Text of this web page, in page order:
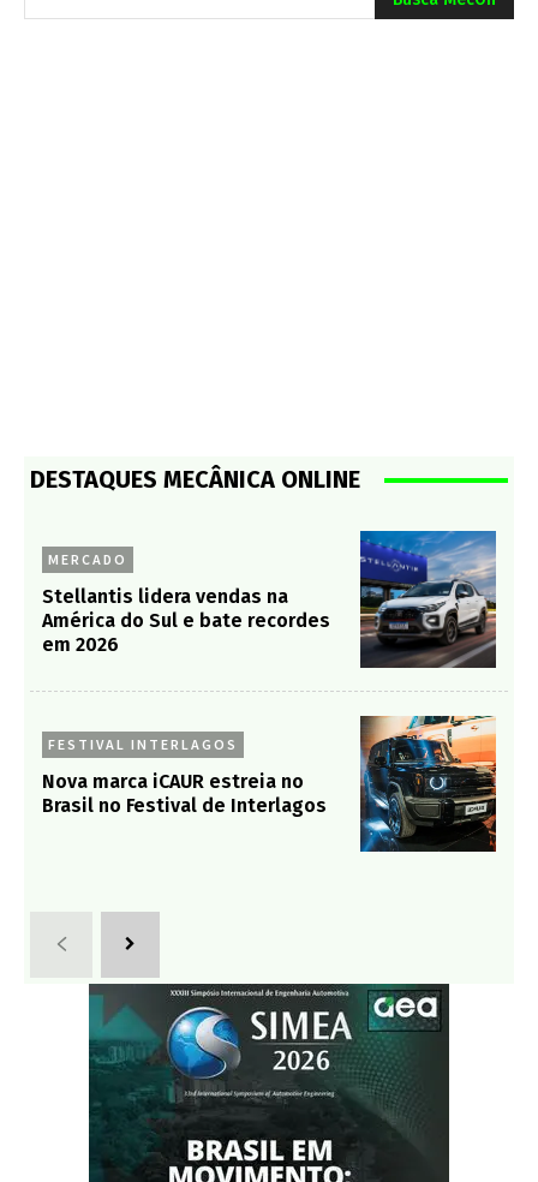
DESTAQUES MECÂNICA ONLINE
MERCADO
Stellantis lidera vendas na
América do Sul e bate recordes
em 2026
FESTIVAL INTERLAGOS
Nova marca iCAUR estreia no
Brasil no Festival de Interlagos